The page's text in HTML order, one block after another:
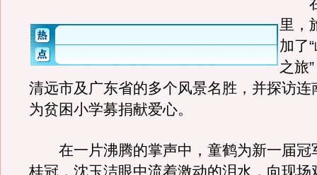
在
里，
加了
之旅
清远市及广东省的多个风景名胜，并探访连
为贫困小学募捐献爱心。
在一片沸腾的掌声中，童鹤为新一届冠
桂冠，沈玉洁眼中流着激动的泪水，向现场